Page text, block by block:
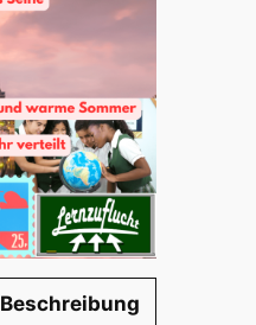
Beschreibung